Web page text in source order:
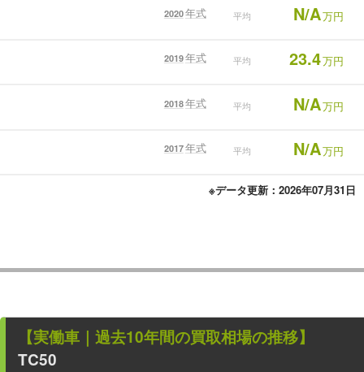
2020年式 平均 N/A万円
2019年式 平均 23.4万円
2018年式 平均 N/A万円
2017年式 平均 N/A万円
※データ更新：2026年07月31日
【実働車 ｜過去10年間の買取相場の推移】
TC50